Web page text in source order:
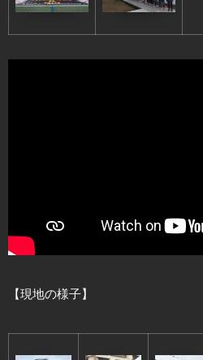
【現地の様子】​